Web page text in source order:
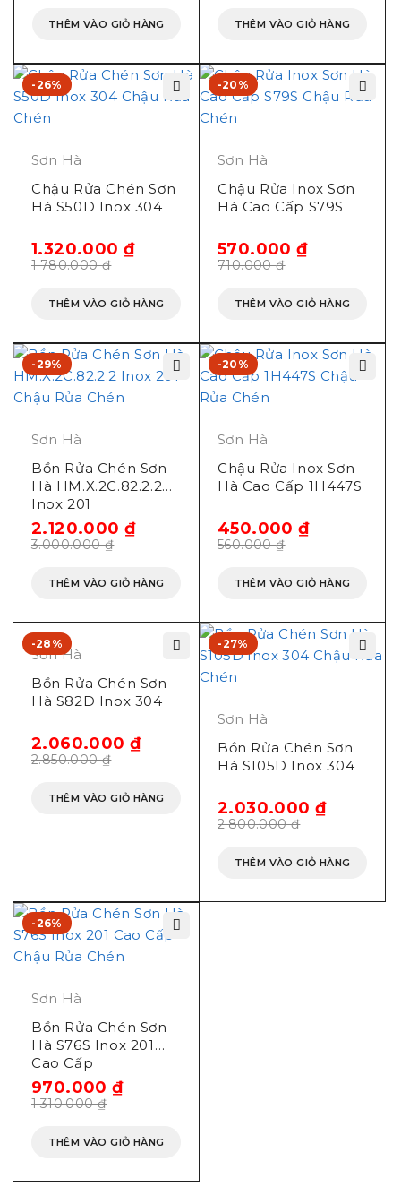
THÊM VÀO GIỎ HÀNG THÊM VÀO GIỎ HÀNG
-26%
Sơn Hà
Chậu Rửa Chén Sơn
Hà S50D Inox 304
1.780.000₫
1.320.000₫
THÊM VÀO GIỎ HÀNG
-20%
Sơn Hà
Chậu Rửa Inox Sơn
Hà Cao Cấp S79S
710.000₫
570.000₫
THÊM VÀO GIỎ HÀNG
-29%
Sơn Hà
Bồn Rửa Chén Sơn
Hà HM.X.2C.82.2.2
Inox 201
3.000.000₫
2.120.000₫
THÊM VÀO GIỎ HÀNG
-20%
Sơn Hà
Chậu Rửa Inox Sơn
Hà Cao Cấp 1H447S
560.000₫
450.000₫
THÊM VÀO GIỎ HÀNG
-28%
Sơn Hà
Bồn Rửa Chén Sơn
Hà S82D Inox 304
2.850.000₫
2.060.000₫
THÊM VÀO GIỎ HÀNG
-27%
Sơn Hà
Bồn Rửa Chén Sơn
Hà S105D Inox 304
2.800.000₫
2.030.000₫
THÊM VÀO GIỎ HÀNG
-26%
Sơn Hà
Bồn Rửa Chén Sơn
Hà S76S Inox 201
Cao Cấp
1.310.000₫
970.000₫
THÊM VÀO GIỎ HÀNG